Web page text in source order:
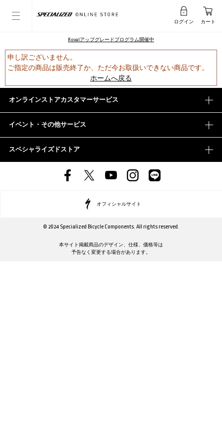
ログイン カート
Rovalアップグレードプログラム開催中
申し訳ございません。
ご指定の商品は販売終了か、ただ今お取扱いできない商品です。
ホームへ戻る
オンラインストアカスタマーサービス
イベント・その他サービス
スペシャライズドストア
オフィシャルサイト
© 2024 Specialized Bicycle Components. All rights reserved.
本サイト掲載商品のデザイン、仕様、価格等は
予告なく変更する場合があります。